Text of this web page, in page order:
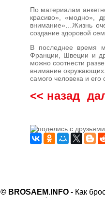
По материалам
красиво», «модно»,
внимание»…Жизнь
создание здоровой
В последнее время
Франции, Швеции и
можно соотнести
внимание
самого человека и
<< назад
© BROSAEM.INFO - Как